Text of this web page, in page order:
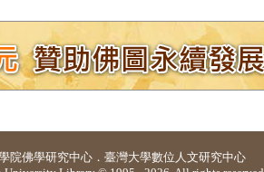
院佛學研究中心 ． 臺灣大學數位人文研究中心